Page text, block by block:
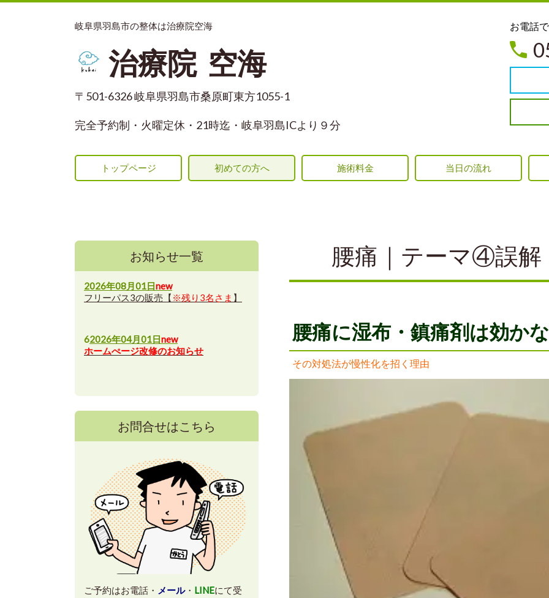
岐阜県羽島市の整体は治療院空海
治療院 空海
〒501-6326 岐阜県羽島市桑原町東方1055-1
完全予約制・火曜定休 ・21時迄・岐阜羽島ICより９分
お電
トップページ 初めての方へ 施術料金 当日の流れ
腰痛｜テーマ④誤解
腰痛に湿布・鎮痛剤は効か
その対処法が慢性化を招く理由
お知らせ一覧
2026年08月01日new
フリーパス3の販売【 ※残り3名さま 】
62026年04月01日new
ホームぺージ改修のお知らせ
お問合せはこちら
ご予約はお電話・ メール・ LINEにて受